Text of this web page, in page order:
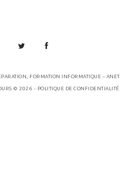
FORMATION INFORMATIQUE – ANET
© 2026 . POLITIQUE DE CONFIDENTIALITÉ